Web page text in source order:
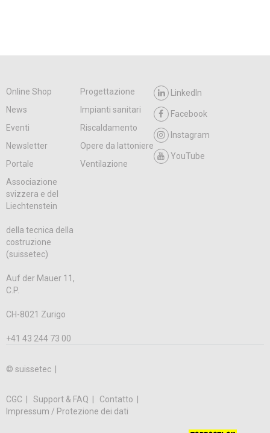
Online Shop
Progettazione
News
Impianti sanitari
Eventi
Riscaldamento
Newsletter
Opere da lattoniere
Portale
Ventilazione
LinkedIn
Facebook
Instagram
YouTube
Associazione
svizzera e del
Liechtenstein
della tecnica della
costruzione
(suissetec)
Auf der Mauer 11,
C.P.
CH-8021 Zurigo
+41 43 244 73 00
© suissetec |
CGC Support & FAQ
Contatto
Impressum / Protezione dei dati